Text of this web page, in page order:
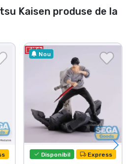
Kaisen produse de la
Nou
Disponibil Express